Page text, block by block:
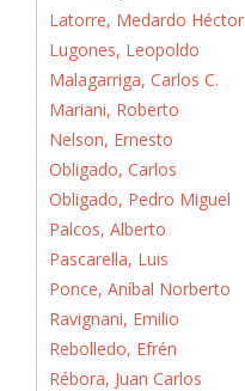
Latorre, Medardo Héctor
Lugones, Leopoldo
Malagarriga, Carlos C.
Mariani, Roberto
Nelson, Ernesto
Obligado, Carlos
Obligado, Pedro Miguel
Palcos, Alberto
Pascarella, Luis
Ponce, Aníbal Norberto
Ravignani, Emilio
Rebolledo, Efrén
Rébora, Juan Carlos